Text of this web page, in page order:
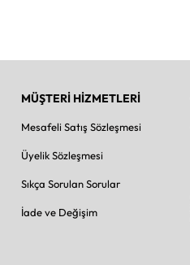
MÜŞTERİ HİZMETLERİ
Mesafeli Satış Sözleşmesi
Üyelik Sözleşmesi
Sıkça Sorulan Sorular
İade ve Değişim